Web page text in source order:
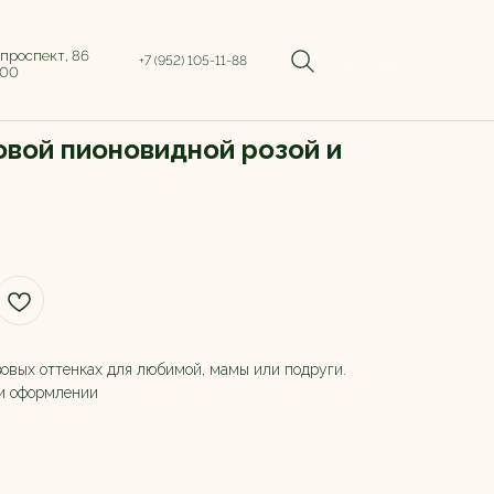
86
+7 (952) 105-11-88
пионовидной розой и
оттенках для любимой, мамы или подруги.
оформлении